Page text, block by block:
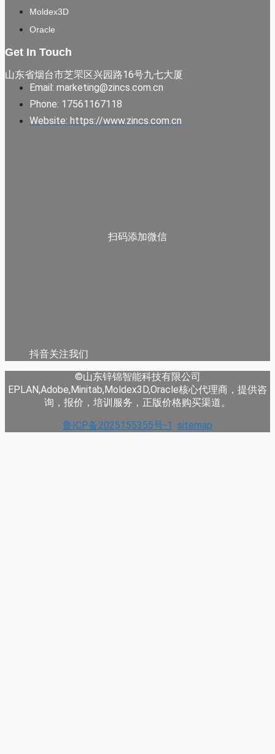
Moldex3D
Oracle
Get In Touch
山东省烟台市芝罘区兴园路16号九七大厦
Email: marketing@zincs.com.cn
Phone: 17561167118
Website: https://www.zincs.com.cn
扫码添加微信
抖音关注我们
©山东锌锦智能科技有限公司
EPLAN,Adobe,Minitab,Moldex3D,Oracle核心代理商，提供咨
询，报价，培训服务，正版价格购买渠道。
鲁ICP备2025155355号-1 sitemap